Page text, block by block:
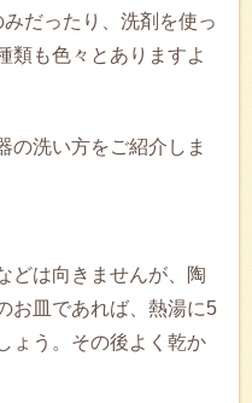
だったり、洗剤を使っ
類も色々とありますよ
の洗い方をご紹介しま
どは向きませんが、陶
お皿であれば、熱湯に5
ょう。その後よく乾か